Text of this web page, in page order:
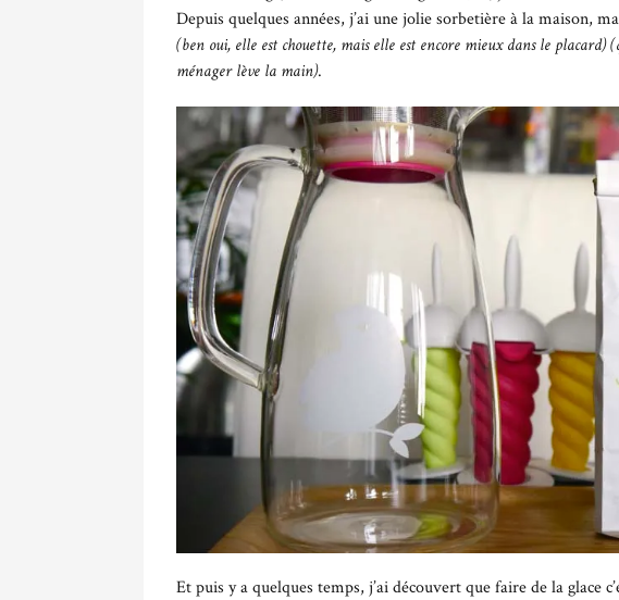
Depuis quelques années, j’ai une jolie sorbetière à la maison,
(ben oui, elle est chouette, mais elle est encore mieux dans le placard)
ménager lève la main).
Et puis y a quelques temps, j’ai découvert que faire de la glace